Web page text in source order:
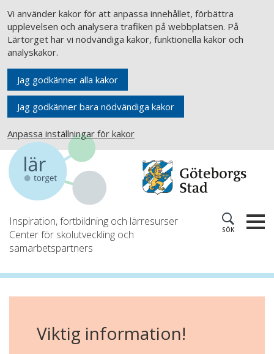
Vi använder kakor för att anpassa innehållet, förbättra
upplevelsen och analysera trafiken på webbplatsen. På
Lärtorget har vi nödvändiga kakor, funktionella kakor och
analyskakor.
Jag godkänner alla kakor
Jag godkänner bara nödvändiga kakor
Anpassa inställningar för kakor
Inspiration, fortbildning och lärresurser
Center för skolutveckling och
samarbetspartners
SÖK
Viktig information!